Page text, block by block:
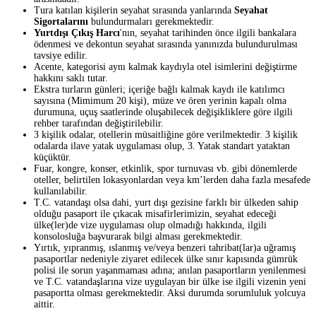
Tura katılan kişilerin seyahat sırasında yanlarında Seyahat
Sigortalarını bulundurmaları gerekmektedir.
Yurtdışı Çıkış Harcı'nın, seyahat tarihinden önce ilgili bankalara
ödenmesi ve dekontun seyahat sırasında yanınızda bulundurulması
tavsiye edilir.
Acente, kategorisi aynı kalmak kaydıyla otel isimlerini değiştirme
hakkını saklı tutar.
Ekstra turların günleri; içeriğe bağlı kalmak kaydı ile katılımcı
sayısına (Mimimum 20 kişi), müze ve ören yerinin kapalı olma
durumuna, uçuş saatlerinde oluşabilecek değişikliklere göre ilgili
rehber tarafından değiştirilebilir.
3 kişilik odalar, otellerin müsaitliğine göre verilmektedir. 3 kişilik
odalarda ilave yatak uygulaması olup, 3. Yatak standart yataktan
küçüktür.
Fuar, kongre, konser, etkinlik, spor turnuvası vb. gibi dönemlerde
oteller, belirtilen lokasyonlardan veya km’lerden daha fazla mesafede
kullanılabilir.
T.C. vatandaşı olsa dahi, yurt dışı gezisine farklı bir ülkeden sahip
olduğu pasaport ile çıkacak misafirlerimizin, seyahat edeceği
ülke(ler)de vize uygulaması olup olmadığı hakkında, ilgili
konsolosluğa başvurarak bilgi alması gerekmektedir.
Yırtık, yıpranmış, ıslanmış ve/veya benzeri tahribat(lar)a uğramış
pasaportlar nedeniyle ziyaret edilecek ülke sınır kapısında gümrük
polisi ile sorun yaşanmaması adına; anılan pasaportların yenilenmesi
ve T.C. vatandaşlarına vize uygulayan bir ülke ise ilgili vizenin yeni
pasaportta olması gerekmektedir. Aksi durumda sorumluluk yolcuya
aittir.